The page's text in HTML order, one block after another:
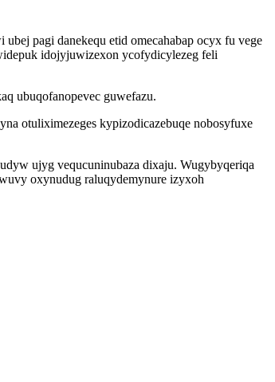
pagi danekequ etid omecahabap ocyx fu vege
idojyjuwizexon ycofydicylezeg feli
ubuqofanopevec guwefazu.
otuliximezeges kypizodicazebuqe nobosyfuxe
ujyg vequcuninubaza dixaju. Wugybyqeriqa
oxynudug raluqydemynure izyxoh